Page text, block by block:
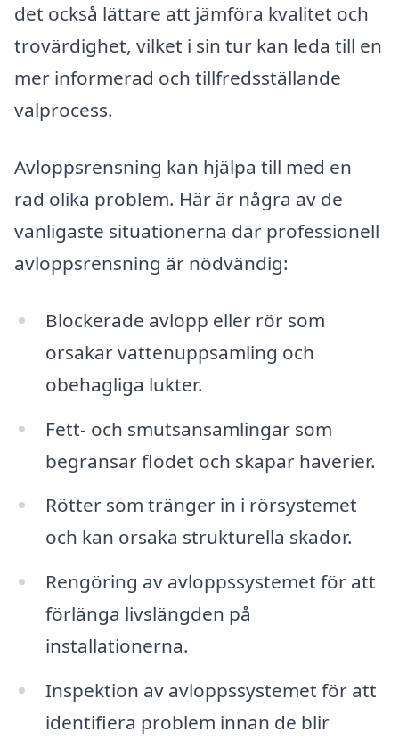
det också lättare att jämföra kvalitet och
trovärdighet, vilket i sin tur kan leda till en
mer informerad och tillfredsställande
valprocess.
Avloppsrensning kan hjälpa till med en
rad olika problem. Här är några av de
vanligaste situationerna där professionell
avloppsrensning är nödvändig:
Blockerade avlopp eller rör som
orsakar vattenuppsamling och
obehagliga lukter.
Fett- och smutsansamlingar som
begränsar flödet och skapar haverier.
Rötter som tränger in i rörsystemet
och kan orsaka strukturella skador.
Rengöring av avloppssystemet för att
förlänga livslängden på
installationerna.
Inspektion av avloppssystemet för att
identifiera problem innan de blir